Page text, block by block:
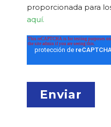
proporcionada para
aquí.